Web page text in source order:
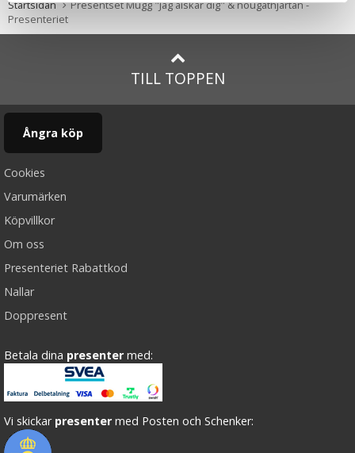
Startsidan
Presentset Mugg "Jag älskar dig" & nougathjärtan -
Presenteriet
TILL TOPPEN
Ångra köp
Cookies
Varumärken
Köpvillkor
Om oss
Presenteriet Rabattkod
Nallar
Doppresent
Betala dina presenter med:
Vi skickar presenter med Posten och Schenker: